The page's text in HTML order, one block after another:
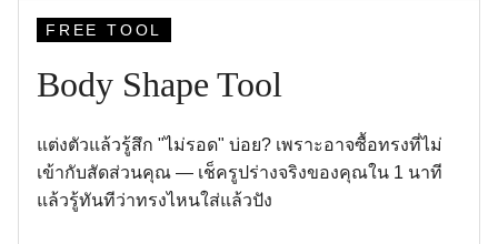
FREE TOOL
Body Shape Tool
แต่งตัวแล้วรู้สึก "ไม่รอด" บ่อย? เพราะอาจซื้อทรงที่ไม่
เข้ากับสัดส่วนคุณ — เช็ครูปร่างจริงของคุณใน 1 นาที
แล้วรู้ทันทีว่าทรงไหนใส่แล้วปัง